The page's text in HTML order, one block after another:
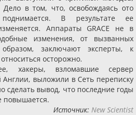
Дело в том, что, освобождаясь ото
В результате ее
Аппараты GRACE не в
изменения, от вызванных
заключают эксперты, к
осторожно.
хакеры, взломавшие сервер
Англии, выложили в Сеть переписку
сделать вывод, что последние годы
повышается.
Источник: New Scientist